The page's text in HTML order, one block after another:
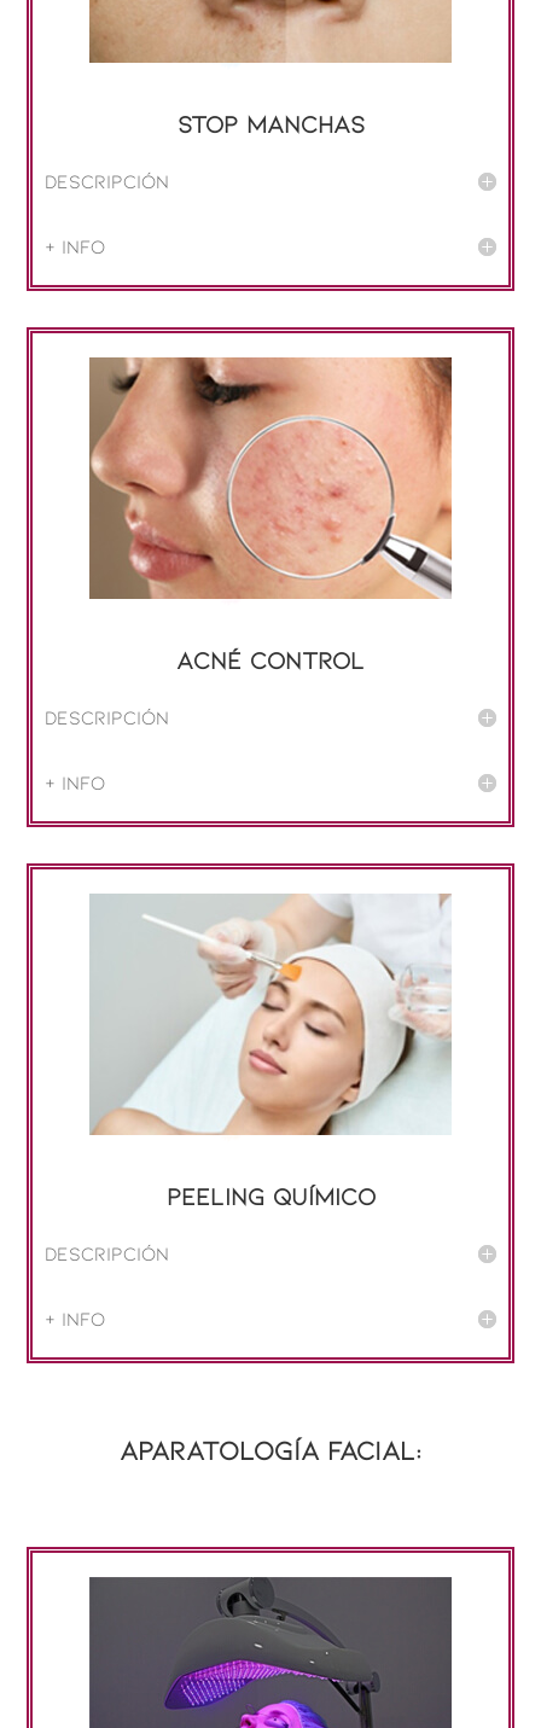
STOP Manchas
Descripción
+ info
Acné CONTROL
Descripción
+ info
Peeling químico
Descripción
+ info
Aparatología facial: